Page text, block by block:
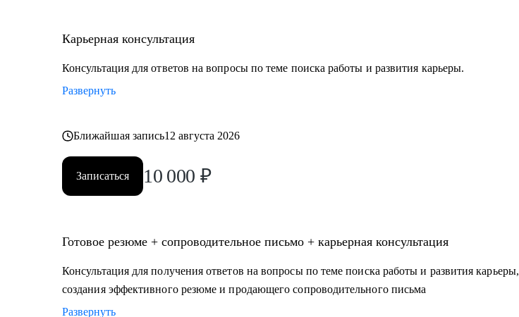
Карьерная консультация
Консультация для ответов на вопросы по теме поиска работы и развития карьеры.
Развернуть
Ближайшая запись12 августа 2026
Записаться 10 000 ₽
Готовое резюме + сопроводительное письмо + карьерная консультация
Консультация для получения ответов на вопросы по теме поиска работы и развития карьеры,
создания эффективного резюме и продающего сопроводительного письма
Развернуть